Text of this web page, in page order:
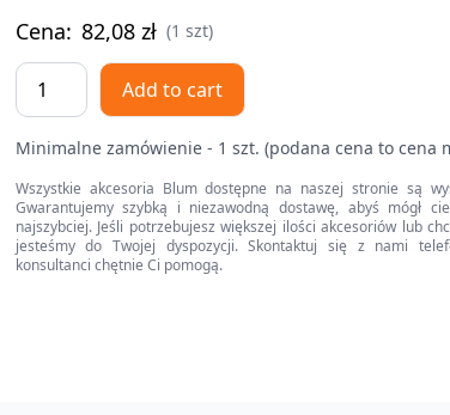
Cena: 82,08 zł (1 szt)
AMBIA-
LINE
do
szuflady
standardowej,
do
LEGRABOX/MERIVOBOX,
Add to cart
Minimalne zamówienie - 1 szt. (podana cena to cena
Wszystkie akcesoria Blum dostępne na naszej stronie są
Gwarantujemy szybką i niezawodną dostawę, abyś mógł
najszybciej. Jeśli potrzebujesz większej ilości akcesoriów lub
jesteśmy do Twojej dyspozycji. Skontaktuj się z nami
konsultanci chętnie Ci pomogą.